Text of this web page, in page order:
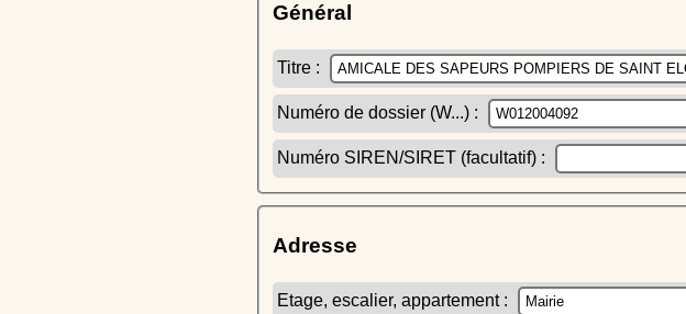
Général
Titre :
Numéro de dossier (W...) :
Numéro SIREN/SIRET (facultatif) :
Adresse
Etage, escalier, appartement :